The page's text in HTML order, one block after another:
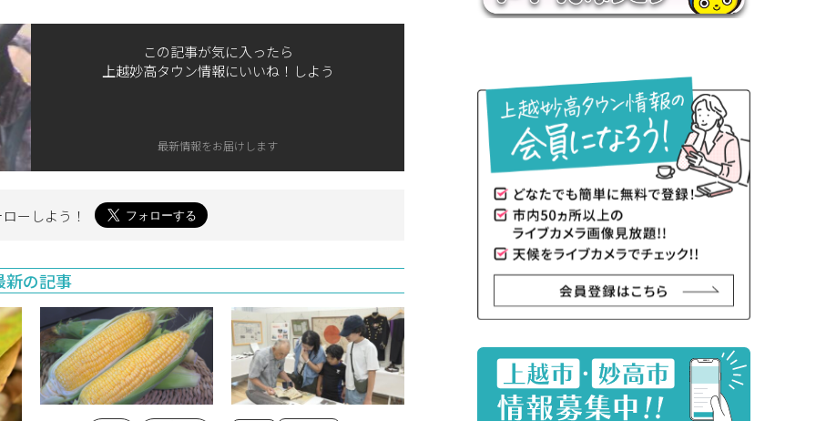
この記事が気に入ったら
上越妙高タウン情報にいいね！しよう
最新情報をお届けします
ーしよう！
新の記事